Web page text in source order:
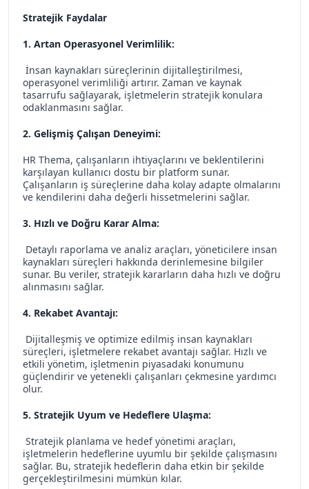
Stratejik Faydalar
1. Artan Operasyonel Verimlilik:
İnsan kaynakları süreçlerinin dijitalleştirilmesi,
operasyonel verimliliği artırır. Zaman ve kaynak
tasarrufu sağlayarak, işletmelerin stratejik konulara
odaklanmasını sağlar.
2. Gelişmiş Çalışan Deneyimi:
HR Thema, çalışanların ihtiyaçlarını ve beklentilerini
karşılayan kullanıcı dostu bir platform sunar.
Çalışanların iş süreçlerine daha kolay adapte olmalarını
ve kendilerini daha değerli hissetmelerini sağlar.
3. Hızlı ve Doğru Karar Alma:
Detaylı raporlama ve analiz araçları, yöneticilere insan
kaynakları süreçleri hakkında derinlemesine bilgiler
sunar. Bu veriler, stratejik kararların daha hızlı ve doğru
alınmasını sağlar.
4. Rekabet Avantajı:
Dijitalleşmiş ve optimize edilmiş insan kaynakları
süreçleri, işletmelere rekabet avantajı sağlar. Hızlı ve
etkili yönetim, işletmenin piyasadaki konumunu
güçlendirir ve yetenekli çalışanları çekmesine yardımcı
olur.
5. Stratejik Uyum ve Hedeflere Ulaşma:
Stratejik planlama ve hedef yönetimi araçları,
işletmelerin hedeflerine uyumlu bir şekilde çalışmasını
sağlar. Bu, stratejik hedeflerin daha etkin bir şekilde
gerçekleştirilmesini mümkün kılar.